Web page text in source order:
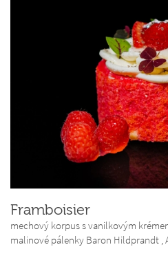
Framboisier
mechový korpus s vanilkovým
malinové pálenky Baron Hildprandt ,